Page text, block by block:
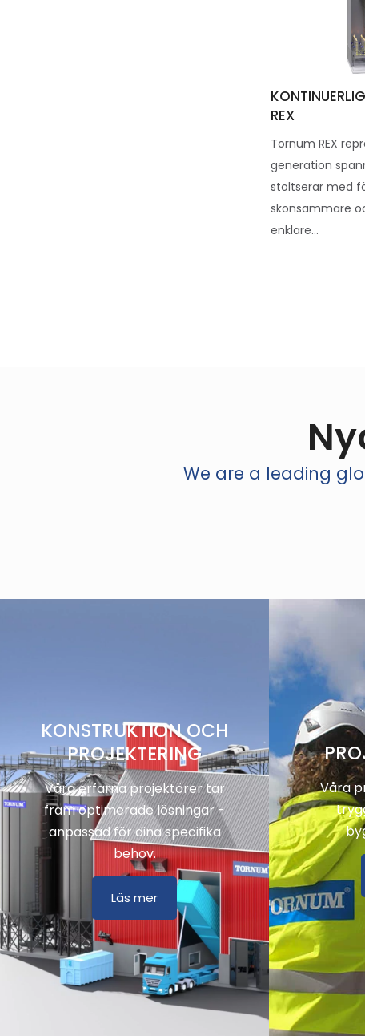
REX
Tornum REX
generation
stoltserar med
skonsammare
enklare...
We are a leading
KONSTRUKTION OCH
PROJEKTERING
Våra erfarna projektörer tar
fram optimerade lösningar -
anpassad för dina specifika
behov.
Läs mer
Våra